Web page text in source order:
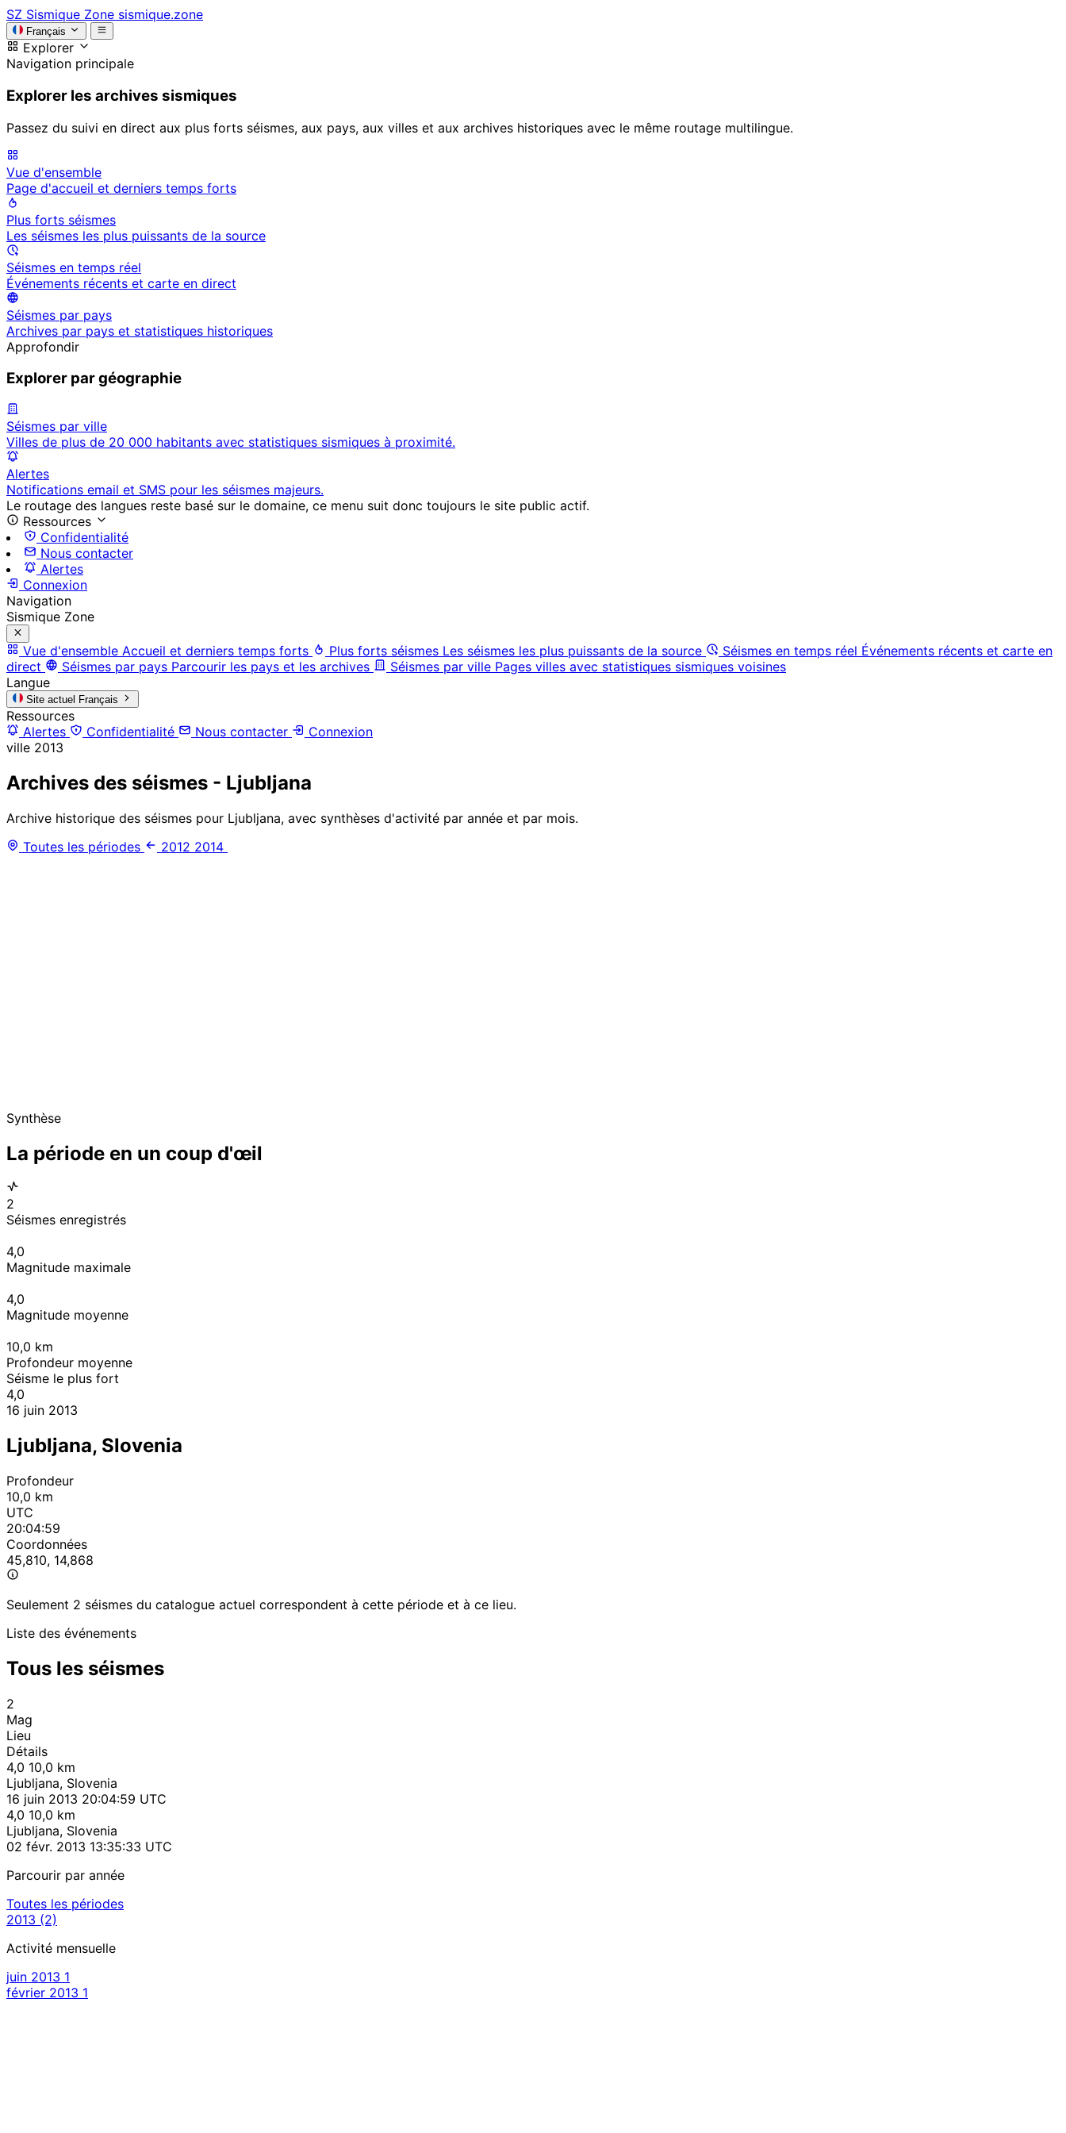
SZ Sismique Zone sismique.zone
Français
Explorer
Navigation principale
Explorer les archives sismiques
Passez du suivi en direct aux plus forts séismes, aux pays, aux villes et aux archives historiques avec le même routage multilingue.
Vue d'ensemble
Page d'accueil et derniers temps forts
Plus forts séismes
Les séismes les plus puissants de la source
Séismes en temps réel
Événements récents et carte en direct
Séismes par pays
Archives par pays et statistiques historiques
Approfondir
Explorer par géographie
Séismes par ville
Villes de plus de 20 000 habitants avec statistiques sismiques à proximité.
Alertes
Notifications email et SMS pour les séismes majeurs.
Le routage des langues reste basé sur le domaine, ce menu suit donc toujours le site public actif.
Ressources
Confidentialité
Nous contacter
Alertes
Connexion
Navigation
Sismique Zone
Vue d'ensemble Accueil et derniers temps forts Plus forts séismes Les séismes les plus puissants de la source Séismes en temps réel Événements récents et carte en
direct
Séismes par pays Parcourir les pays et les archives Séismes par ville Pages villes avec statistiques sismiques voisines
Langue
Site actuel Français
Ressources
Alertes
Confidentialité Nous contacter
Connexion
ville 2013
Archives des séismes - Ljubljana
Archive historique des séismes pour Ljubljana, avec synthèses d'activité par année et par mois.
Toutes les périodes
2012 2014
Synthèse
La période en un coup d'œil
2
Séismes enregistrés
4,0
Magnitude maximale
4,0
Magnitude moyenne
10,0 km
Profondeur moyenne
Séisme le plus fort
4,0
16 juin 2013
Ljubljana, Slovenia
Profondeur
10,0 km
UTC
20:04:59
Coordonnées
45,810, 14,868
Seulement 2 séismes du catalogue actuel correspondent à cette période et à ce lieu.
Liste des événements
Tous les séismes
2
Mag
Lieu
Détails
4,0 10,0 km
Ljubljana, Slovenia
16 juin 2013 20:04:59 UTC
4,0 10,0 km
Ljubljana, Slovenia
02 févr. 2013 13:35:33 UTC
Parcourir par année
Toutes les périodes
2013 (2)
Activité mensuelle
juin 2013 1
février 2013 1